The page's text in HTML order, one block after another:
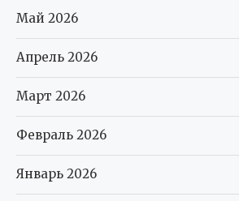
Май 2026
Апрель 2026
Март 2026
Февраль 2026
Январь 2026